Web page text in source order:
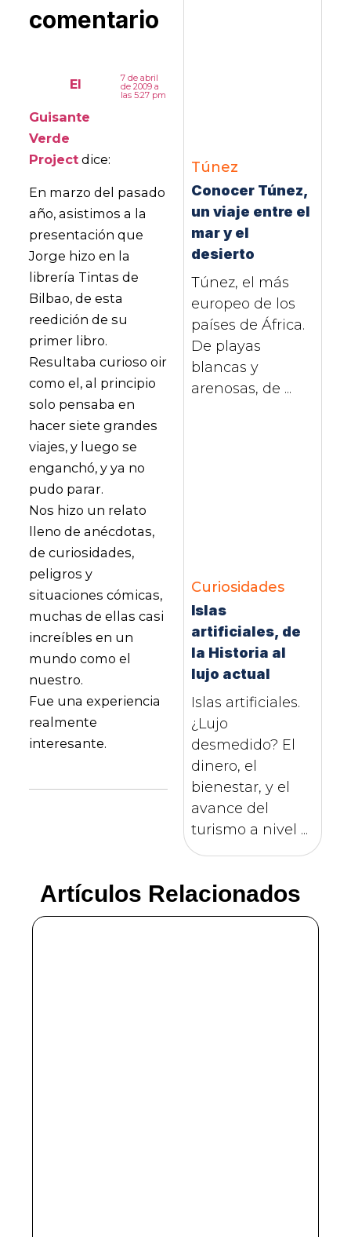
comentario
El
Guisante
Verde
Project dice:
7 de abril
de 2009 a
las 5:27 pm
En marzo del pasado
año, asistimos a la
presentación que
Jorge hizo en la
librería Tintas de
Bilbao, de esta
reedición de su
primer libro.
Resultaba curioso oir
como el, al principio
solo pensaba en
hacer siete grandes
viajes, y luego se
enganchó, y ya no
pudo parar.
Nos hizo un relato
lleno de anécdotas,
de curiosidades,
peligros y
situaciones cómicas,
muchas de ellas casi
increíbles en un
mundo como el
nuestro.
Fue una experiencia
realmente
interesante.
Túnez
Conocer Túnez,
un viaje entre el
mar y el
desierto
Túnez, el más
europeo de los
países de África.
De playas
blancas y
arenosas, de ...
Curiosidades
Islas
artificiales, de
la Historia al
lujo actual
Islas artificiales.
¿Lujo
desmedido? El
dinero, el
bienestar, y el
avance del
turismo a nivel ...
Artículos Relacionados